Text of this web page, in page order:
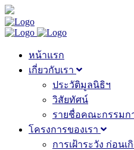
หน้าแรก
เกี่ยวกับเรา
ประวัติมูลนิธิฯ
วิสัยทัศน์
รายชื่อคณะกรรมก
โครงการของเรา
การเฝ้าระวัง ก่อน